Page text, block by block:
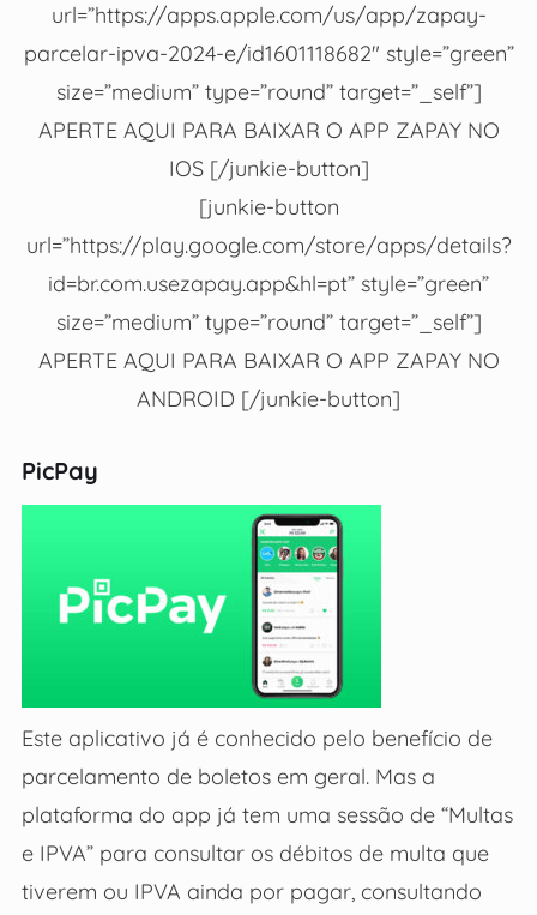
url=”https://apps.apple.com/us/app/zapay-
parcelar-ipva-2024-e/id1601118682″ style=”green”
size=”medium” type=”round” target=”_self”]
APERTE AQUI PARA BAIXAR O APP ZAPAY NO
IOS [/junkie-button]
[junkie-button
url=”https://play.google.com/store/apps/details?
id=br.com.usezapay.app&hl=pt” style=”green”
size=”medium” type=”round” target=”_self”]
APERTE AQUI PARA BAIXAR O APP ZAPAY NO
ANDROID [/junkie-button]
PicPay
Este aplicativo já é conhecido pelo benefício de
parcelamento de boletos em geral. Mas a
plataforma do app já tem uma sessão de “Multas
e IPVA” para consultar os débitos de multa que
tiverem ou IPVA ainda por pagar, consultando